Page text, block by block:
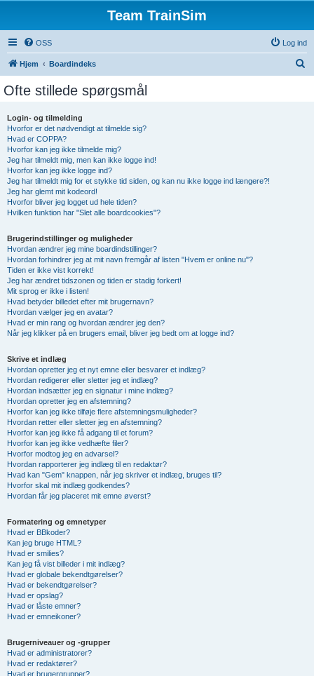
Team TrainSim
OSS Log ind
Hjem Boardindeks
Ofte stillede spørgsmål
Login- og tilmelding
Hvorfor er det nødvendigt at tilmelde sig?
Hvad er COPPA?
Hvorfor kan jeg ikke tilmelde mig?
Jeg har tilmeldt mig, men kan ikke logge ind!
Hvorfor kan jeg ikke logge ind?
Jeg har tilmeldt mig for et stykke tid siden, og kan nu ikke logge ind længere?!
Jeg har glemt mit kodeord!
Hvorfor bliver jeg logget ud hele tiden?
Hvilken funktion har "Slet alle boardcookies"?
Brugerindstillinger og muligheder
Hvordan ændrer jeg mine boardindstillinger?
Hvordan forhindrer jeg at mit navn fremgår af listen "Hvem er online nu"?
Tiden er ikke vist korrekt!
Jeg har ændret tidszonen og tiden er stadig forkert!
Mit sprog er ikke i listen!
Hvad betyder billedet efter mit brugernavn?
Hvordan vælger jeg en avatar?
Hvad er min rang og hvordan ændrer jeg den?
Når jeg klikker på en brugers email, bliver jeg bedt om at logge ind?
Skrive et indlæg
Hvordan opretter jeg et nyt emne eller besvarer et indlæg?
Hvordan redigerer eller sletter jeg et indlæg?
Hvordan indsætter jeg en signatur i mine indlæg?
Hvordan opretter jeg en afstemning?
Hvorfor kan jeg ikke tilføje flere afstemningsmuligheder?
Hvordan retter eller sletter jeg en afstemning?
Hvorfor kan jeg ikke få adgang til et forum?
Hvorfor kan jeg ikke vedhæfte filer?
Hvorfor modtog jeg en advarsel?
Hvordan rapporterer jeg indlæg til en redaktør?
Hvad kan "Gem" knappen, når jeg skriver et indlæg, bruges til?
Hvorfor skal mit indlæg godkendes?
Hvordan får jeg placeret mit emne øverst?
Formatering og emnetyper
Hvad er BBkoder?
Kan jeg bruge HTML?
Hvad er smilies?
Kan jeg få vist billeder i mit indlæg?
Hvad er globale bekendtgørelser?
Hvad er bekendtgørelser?
Hvad er opslag?
Hvad er låste emner?
Hvad er emneikoner?
Brugerniveauer og -grupper
Hvad er administratorer?
Hvad er redaktører?
Hvad er brugergrupper?